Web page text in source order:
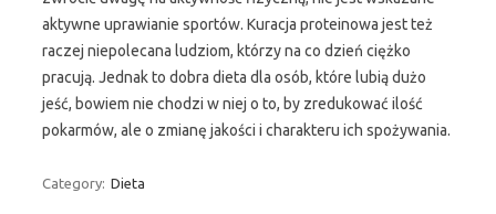
aktywne uprawianie sportów. Kuracja proteinowa jest też
raczej niepolecana ludziom, którzy na co dzień ciężko
pracują. Jednak to dobra dieta dla osób, które lubią dużo
jeść, bowiem nie chodzi w niej o to, by zredukować ilość
pokarmów, ale o zmianę jakości i charakteru ich spożywania.
Category: Dieta